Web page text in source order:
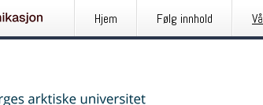
Hjem Følg innhold